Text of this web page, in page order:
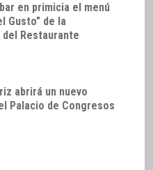
en primicia el menú
Gusto” de la
del Restaurante
abrirá un nuevo
Palacio de Congresos